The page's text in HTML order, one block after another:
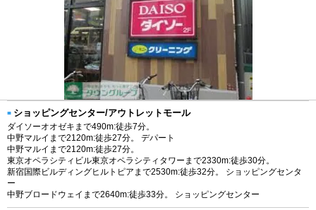
ショッピングセンター/アウトレットモール
ダイソーオオゼキまで490m:徒歩7分。
中野マルイまで2120m:徒歩27分。 デパート
中野マルイまで2120m:徒歩27分。
東京オペラシティビル東京オペラシティタワーまで2330m:徒歩30分。
新宿国際ビルディングヒルトピアまで2530m:徒歩32分。 ショッピングセンタ
ー
中野ブロードウェイまで2640m:徒歩33分。 ショッピングセンター